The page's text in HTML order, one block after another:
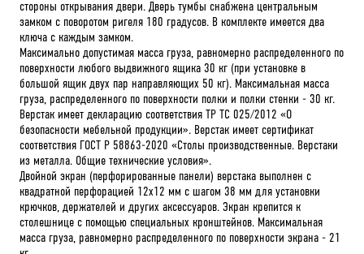
стороны открывания двери. Дверь тумбы снабжена центральным
замком с поворотом ригеля 180 градусов. В комплекте имеется два
ключа с каждым замком.
Максимально допустимая масса груза, равномерно распределенного по
поверхности любого выдвижного ящика 30 кг (при установке в
большой ящик двух пар направляющих 50 кг). Максимальная масса
груза, распределенного по поверхности полки и полки стенки - 30 кг.
Верстак имеет декларацию соответствия ТР ТС 025/2012 «О
безопасности мебельной продукции». Верстак имеет сертификат
соответствия ГОСТ Р 58863-2020 «Столы производственные. Верстаки
из металла. Общие технические условия».
Двойной экран (перфорированные панели) верстака выполнен с
квадратной перфорацией 12х12 мм с шагом 38 мм для установки
крючков, держателей и других аксессуаров. Экран крепится к
столешнице с помощью специальных кронштейнов. Максимальная
масса груза, равномерно распределенного по поверхности экрана - 21